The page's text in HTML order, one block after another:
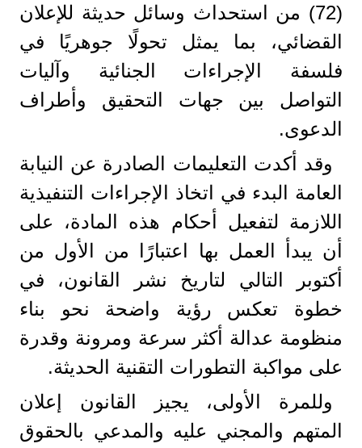
(72) من استحداث وسائل حديثة للإعلان
القضائي، بما يمثل تحولًا جوهريًا في
فلسفة الإجراءات الجنائية وآليات
التواصل بين جهات التحقيق وأطراف
الدعوى.
وقد أكدت التعليمات الصادرة عن النيابة
العامة البدء في اتخاذ الإجراءات التنفيذية
اللازمة لتفعيل أحكام هذه المادة، على
أن يبدأ العمل بها اعتبارًا من الأول من
أكتوبر التالي لتاريخ نشر القانون، في
خطوة تعكس رؤية واضحة نحو بناء
منظومة عدالة أكثر سرعة ومرونة وقدرة
على مواكبة التطورات التقنية الحديثة.
وللمرة الأولى، يجيز القانون إعلان
المتهم والمجني عليه والمدعي بالحقوق